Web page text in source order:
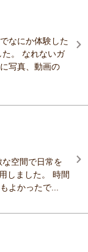
なにか体験した
。 なれないガ
写真、動画の
空間で日常を
しました。 時間
よかったで...